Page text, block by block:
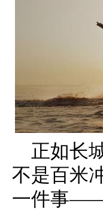
正如长
不是百米
一件事——